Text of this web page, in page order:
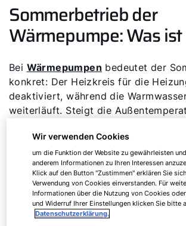
Sommerbetrieb der
Wärmepumpe: Was ist
Bei Wärmepumpen bedeutet der
konkret: Der Heizkreis für die
deaktiviert, während die
weiterläuft. Steigt die
keine zusätzliche Heizwärme mehr.
Wärmepumpe reduziert ihre Aktivität
entsprechend und konzentriert sich
ausschließlich auf das
Erwärmen des Trinkwassers.
Diese Reduktion des Heizbetriebs
Wir verwenden Cookies
um die Funktion der Website zu gewährleisten
anderem Informationen zu Ihren Interessen
Klick auf den Button "Zustimmen" erklären Sie
Verwendung von Cookies einverstanden. Für
Informationen über die Nutzung von Cookies
und Widerruf Ihrer Einstellungen klicken Sie bitte
Datenschutzerklärung.